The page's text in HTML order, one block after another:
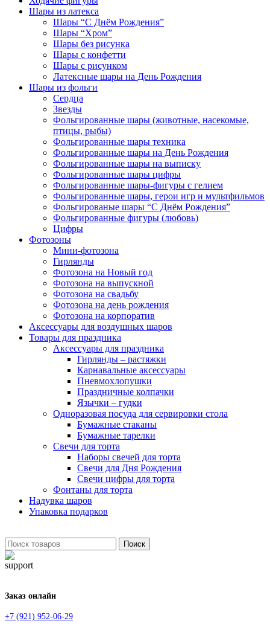
Шары из латекса
Шары “С Днём Рождения”
Шары “Хром”
Шары без рисунка
Шары с конфетти
Шары с рисунком
Латексные шары на День Рождения
Шары из фольги
Сердца
Звезды
Фольгированные шары (животные, насекомые,
птицы, рыбы)
Фольгированные шары техника
Фольгированные шары на День Рождения
Фольгированные шары на выписку
Фольгированные шары цифры
Фольгированные шары-фигуры с гелием
Фольгированные шары, герои игр и мультфильмов
Фольгированые шары “С Днём Рождения”
Фольгированные фигуры (любовь)
Цифры
Фотозоны
Мини-фотозона
Гирлянды
Фотозона на Новый год
Фотозона на выпускной
Фотозона на свадьбу
Фотозона на день рождения
Фотозона на корпоратив
Аксессуары для воздушных шаров
Товары для праздника
Аксессуары для праздника
Гирлянды – растяжки
Карнавальные аксессуары
Пневмохлопушки
Праздничные колпачки
Язычки – гудки
Одноразовая посуда для сервировки стола
Бумажные стаканы
Бумажные тарелки
Свечи для торта
Наборы свечей для торта
Свечи для Дня Рождения
Свечи цифры для торта
Фонтаны для торта
Надувка шаров
Упаковка подарков
Поиск
Заказ онлайн
+7 (921) 952-06-29